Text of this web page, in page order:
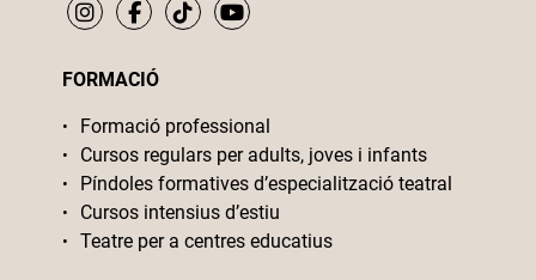
FORMACIÓ
Formació professional
Cursos regulars per adults, joves i infants
Píndoles formatives d’especialització teatral
Cursos intensius d’estiu
Teatre per a centres educatius